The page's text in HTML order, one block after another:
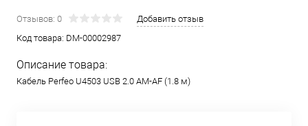
Отзывов: 0
Добавить отзыв
Код товара: DM-00002987
Описание товара:
Кабель Perfeo U4503 USB 2.0 AM-AF (1.8 м)